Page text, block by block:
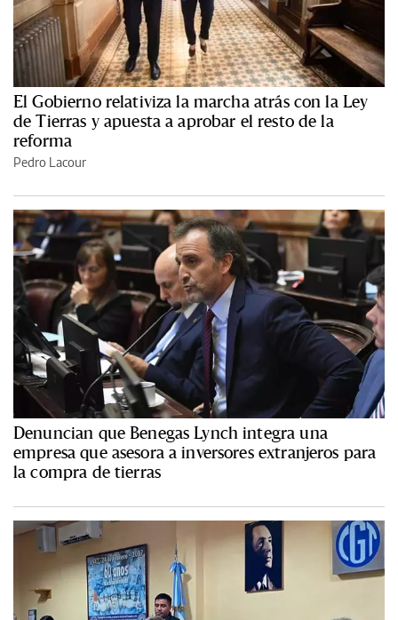
El Gobierno relativiza la marcha atrás con la Ley
de Tierras y apuesta a aprobar el resto de la
reforma
Pedro Lacour
Denuncian que Benegas Lynch integra una
empresa que asesora a inversores extranjeros para
la compra de tierras